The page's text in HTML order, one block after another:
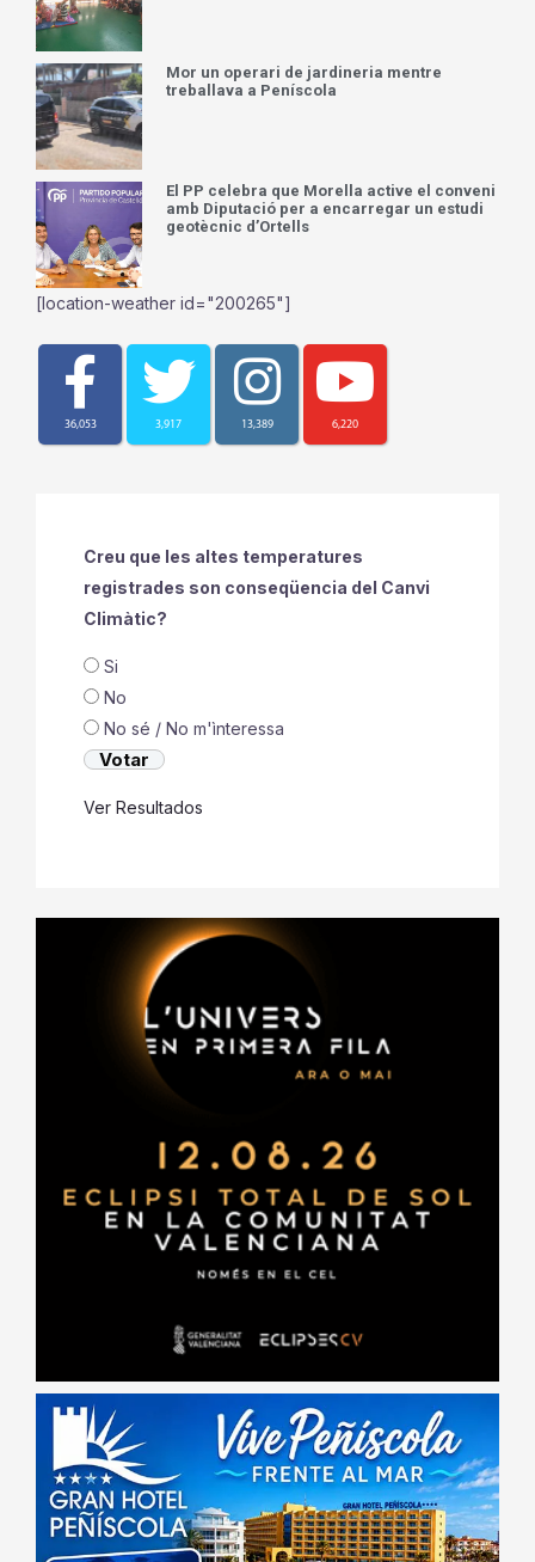
Mor un operari de jardineria mentre
treballava a Peníscola
El PP celebra que Morella active el conveni
amb Diputació per a encarregar un estudi
geotècnic d’Ortells
[location-weather id="200265"]
36,053 3,917 13,389 6,220
Creu que les altes temperatures
registrades son conseqüencia del Canvi
Climàtic?
Si
No
No sé / No m'ìnteressa
Ver Resultados